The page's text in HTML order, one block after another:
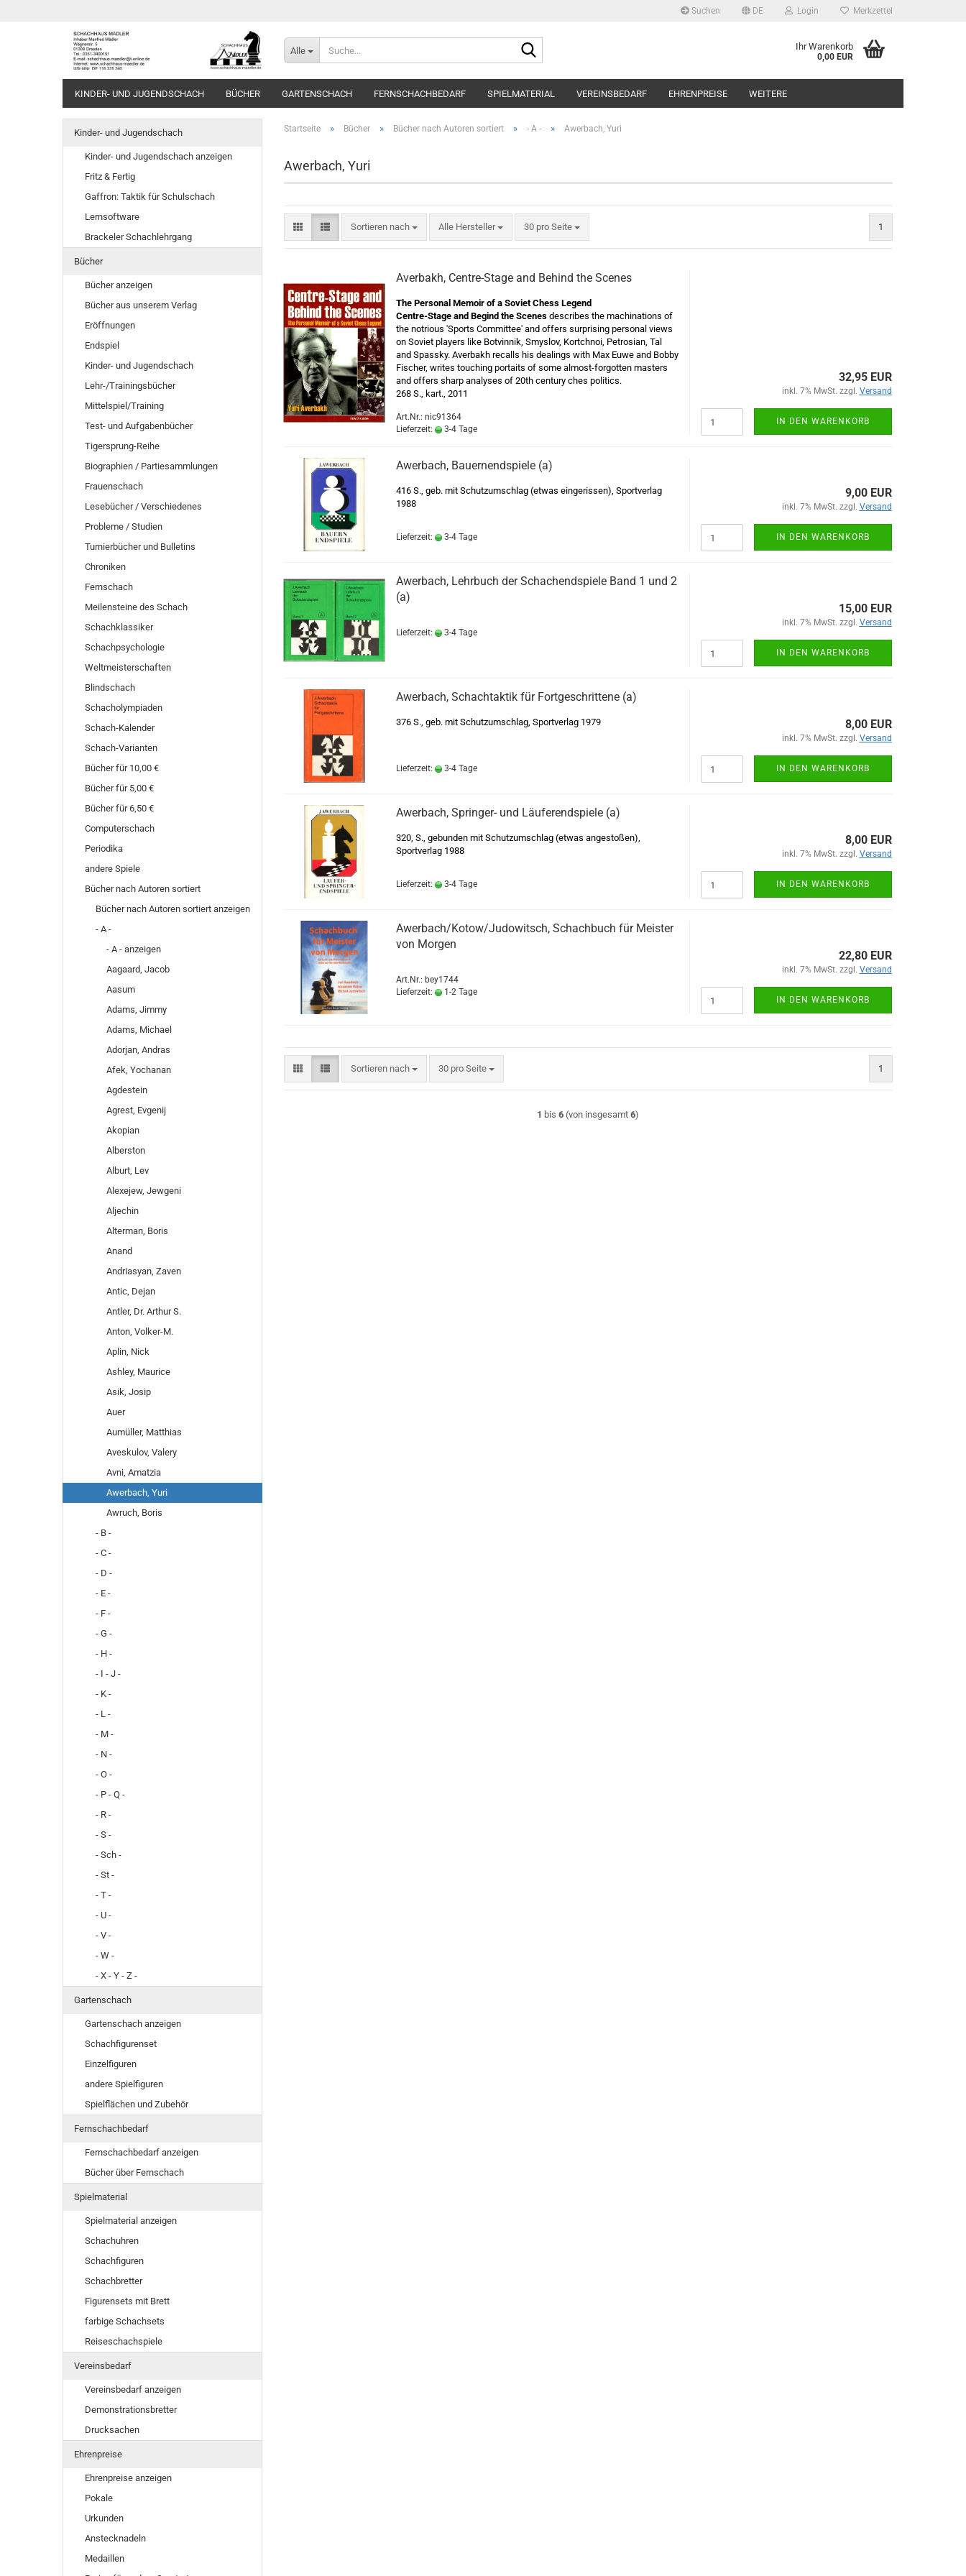
Suchen DE Login Merkzettel
Alle Ihr Warenkorb
0,00 EUR
KINDER- UND JUGENDSCHACH BÜCHER GARTENSCHACH FERNSCHACHBEDARF SPIELMATERIAL VEREINSBEDARF EHRENPREISE WEITERE
Startseite » Bücher » Bücher nach Autoren sortiert » - A - » Awerbach, Yuri
Awerbach, Yuri
Sortieren nach
Sortieren nach Alle Hersteller 30 pro Seite
pro Seite 1
Averbakh, Centre-Stage and Behind the Scenes
The Personal Memoir of a Soviet Chess Legend
Centre-Stage and Begind the Scenesdescribes the machinations of
the notrious 'Sports Committee' and offers surprising personal views
on Soviet players like Botvinnik, Smyslov, Kortchnoi, Petrosian, Tal
and Spassky. Averbakh recalls his dealings with Max Euwe and Bobby
Fischer, writes touching portaits of some almost-forgotten masters
and offers sharp analyses of 20th century ches politics.
268 S., kart., 2011
Art.Nr.: nic91364
Lieferzeit:
3-4 Tage
32,95 EUR
inkl. 7% MwSt. zzgl. Versand
IN DEN WARENKORB
Awerbach, Bauernendspiele (a)
416 S., geb. mit Schutzumschlag (etwas eingerissen), Sportverlag
1988
Lieferzeit: 3-4 Tage
9,00 EUR
inkl. 7% MwSt. zzgl. Versand
IN DEN WARENKORB
Awerbach, Lehrbuch der Schachendspiele Band 1 und 2
(a)
Lieferzeit: 3-4 Tage
15,00 EUR
inkl. 7% MwSt. zzgl. Versand
IN DEN WARENKORB
Awerbach, Schachtaktik für Fortgeschrittene (a)
376 S., geb. mit Schutzumschlag, Sportverlag 1979
Lieferzeit: 3-4 Tage
8,00 EUR
inkl. 7% MwSt. zzgl. Versand
IN DEN WARENKORB
Awerbach, Springer- und Läuferendspiele (a)
320, S., gebunden mit Schutzumschlag (etwas angestoßen),
Sportverlag 1988
Lieferzeit: 3-4 Tage
8,00 EUR
inkl. 7% MwSt. zzgl. Versand
IN DEN WARENKORB
Awerbach/Kotow/Judowitsch, Schachbuch für Meister
von Morgen
Art.Nr.: bey1744
Lieferzeit:
1-2 Tage
22,80 EUR
inkl. 7% MwSt. zzgl. Versand
IN DEN WARENKORB
Sortieren nach
Sortieren nach 30 pro Seite
pro Seite 1
1 bis6 (von insgesamt6)
Kinder- und Jugendschach
Kinder- und Jugendschach anzeigen
Fritz & Fertig
Gaffron: Taktik für Schulschach
Lernsoftware
Brackeler Schachlehrgang
Bücher
Bücher anzeigen
Bücher aus unserem Verlag
Eröffnungen
Endspiel
Kinder- und Jugendschach
Lehr-/Trainingsbücher
Mittelspiel/Training
Test- und Aufgabenbücher
Tigersprung-Reihe
Biographien / Partiesammlungen
Frauenschach
Lesebücher / Verschiedenes
Probleme / Studien
Turnierbücher und Bulletins
Chroniken
Fernschach
Meilensteine des Schach
Schachklassiker
Schachpsychologie
Weltmeisterschaften
Blindschach
Schacholympiaden
Schach-Kalender
Schach-Varianten
Bücher für 10,00 €
Bücher für 5,00 €
Bücher für 6,50 €
Computerschach
Periodika
andere Spiele
Bücher nach Autoren sortiert
Bücher nach Autoren sortiert anzeigen
- A -
- A - anzeigen
Aagaard, Jacob
Aasum
Adams, Jimmy
Adams, Michael
Adorjan, Andras
Afek, Yochanan
Agdestein
Agrest, Evgenij
Akopian
Alberston
Alburt, Lev
Alexejew, Jewgeni
Aljechin
Alterman, Boris
Anand
Andriasyan, Zaven
Antic, Dejan
Antler, Dr. Arthur S.
Anton, Volker-M.
Aplin, Nick
Ashley, Maurice
Asik, Josip
Auer
Aumüller, Matthias
Aveskulov, Valery
Avni, Amatzia
Awerbach, Yuri
Awruch, Boris
- B -
- C -
- D -
- E -
- F -
- G -
- H -
- I - J -
- K -
- L -
- M -
- N -
- O -
- P - Q -
- R -
- S -
- Sch -
- St -
- T -
- U -
- V -
- W -
- X - Y - Z -
Gartenschach
Gartenschach anzeigen
Schachfigurenset
Einzelfiguren
andere Spielfiguren
Spielflächen und Zubehör
Fernschachbedarf
Fernschachbedarf anzeigen
Bücher über Fernschach
Spielmaterial
Spielmaterial anzeigen
Schachuhren
Schachfiguren
Schachbretter
Figurensets mit Brett
farbige Schachsets
Reiseschachspiele
Vereinsbedarf
Vereinsbedarf anzeigen
Demonstrationsbretter
Drucksachen
Ehrenpreise
Ehrenpreise anzeigen
Pokale
Urkunden
Anstecknadeln
Medaillen